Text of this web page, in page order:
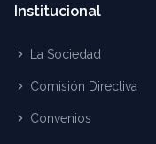
Institucional
La Sociedad
Comisión Directiva
Convenios